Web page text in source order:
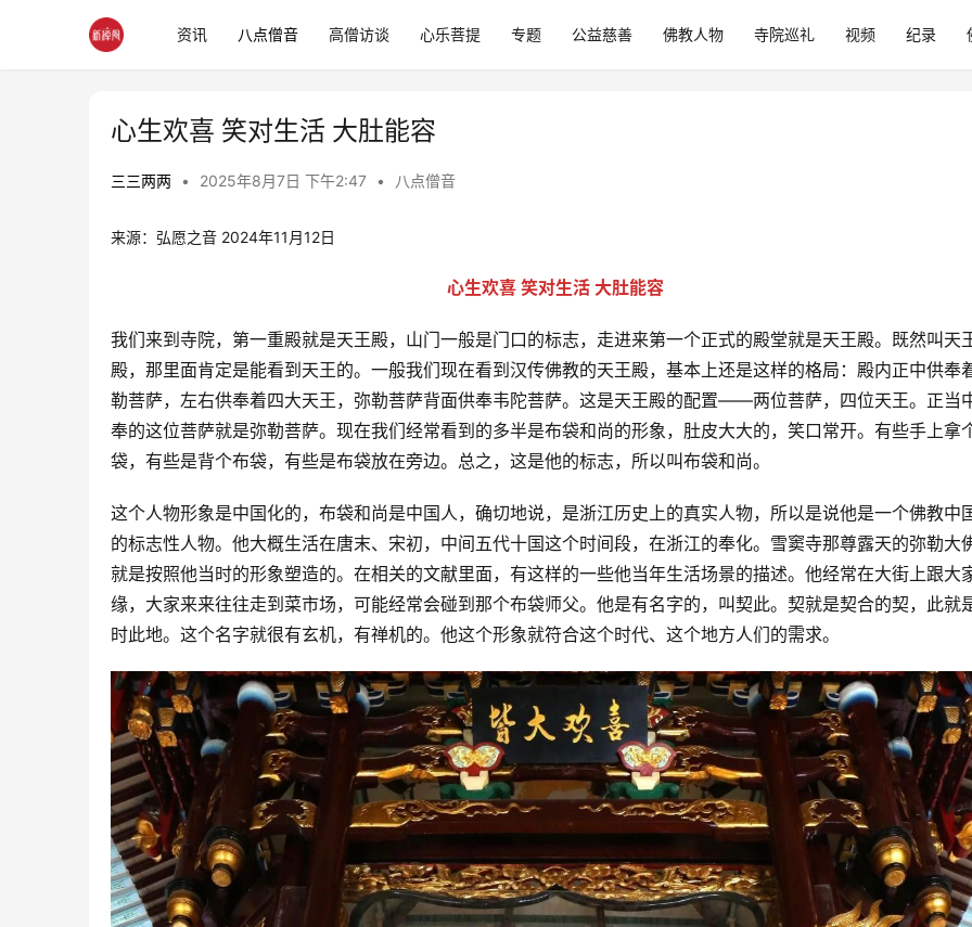
资讯 八点僧音 高僧访谈 心乐菩提 专题 公益慈善 佛教人物 寺院巡礼 视频 纪录
心生欢喜 笑对生活 大肚能容
三三两两 • 2025年8月7日 下午2:47 • 八点僧音
来源：弘愿之音 2024年11月12日
心生欢喜 笑对生活 大肚能容
我们来到寺院，第一重殿就是天王殿，山门一般是门口的标志，走进来第一个正式的殿堂就是天王殿。既然叫天
殿，那里面肯定是能看到天王的。一般我们现在看到汉传佛教的天王殿，基本上还是这样的格局：殿内正中供奉
勒菩萨，左右供奉着四大天王，弥勒菩萨背面供奉韦陀菩萨。这是天王殿的配置——两位菩萨，四位天王。正当
奉的这位菩萨就是弥勒菩萨。现在我们经常看到的多半是布袋和尚的形象，肚皮大大的，笑口常开。有些手上拿
袋，有些是背个布袋，有些是布袋放在旁边。总之，这是他的标志，所以叫布袋和尚。
这个人物形象是中国化的，布袋和尚是中国人，确切地说，是浙江历史上的真实人物，所以是说他是一个佛教中
的标志性人物。他大概生活在唐末、宋初，中间五代十国这个时间段，在浙江的奉化。雪窦寺那尊露天的弥勒大
就是按照他当时的形象塑造的。在相关的文献里面，有这样的一些他当年生活场景的描述。他经常在大街上跟大
缘，大家来来往往走到菜市场，可能经常会碰到那个布袋师父。他是有名字的，叫契此。契就是契合的契，此就
时此地。这个名字就很有玄机，有禅机的。他这个形象就符合这个时代、这个地方人们的需求。